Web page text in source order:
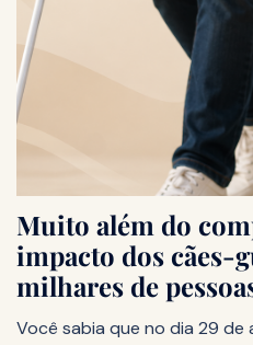
Muito além do
impacto dos cães-
milhares de
Você sabia que no dia 29 de